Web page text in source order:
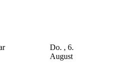
Do. , 6.
August